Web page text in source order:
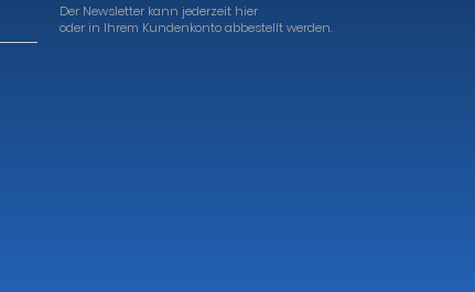
Der Newsletter kann jederzeit hier
oder in Ihrem Kundenkonto abbestellt werden.